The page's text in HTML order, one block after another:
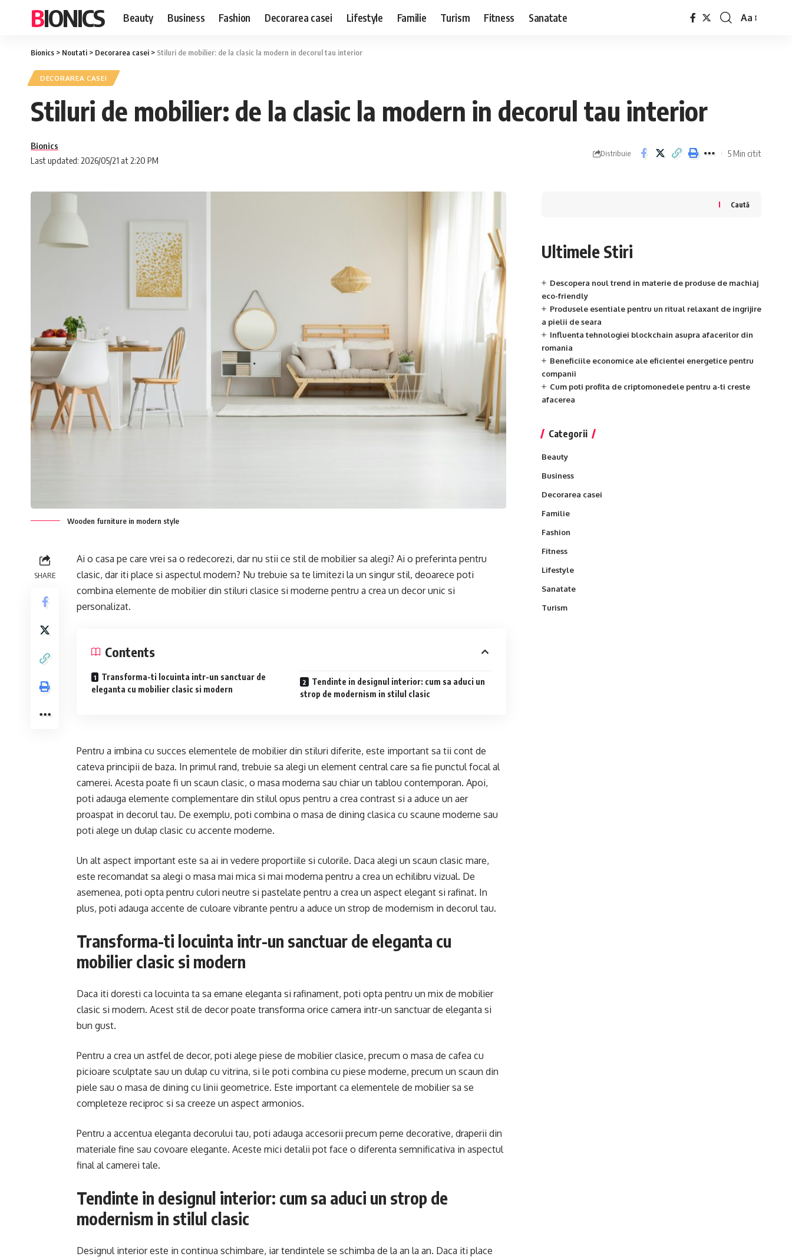
BIONICS Beauty Business Fashion Decorarea casei Lifestyle Familie Turism Fitness Sanatate
Font
Aa
Bionics > Noutati > Decorarea casei > Stiluri de mobilier: de la clasic la modern in decorul tau interior
DECORAREA CASEI
Stiluri de mobilier: de la clasic la modern in decorul tau interior
Last updated: 2026/05/21 at 2:20 PM
Bionics
Distribuie 5 Min citit
Wooden furniture in modern style
SHARE
Ai o casa pe care vrei sa o redecorezi, dar nu stii ce stil de mobilier sa alegi? Ai o preferinta pentru
clasic, dar iti place si aspectul modern? Nu trebuie sa te limitezi la un singur stil, deoarece poti
combina elemente de mobilier din stiluri clasice si moderne pentru a crea un decor unic si
personalizat.
Contents
Transforma-ti locuinta intr-un sanctuar de
eleganta cu mobilier clasic si modern
Tendinte in designul interior: cum sa aduci un
strop de modernism in stilul clasic
Pentru a imbina cu succes elementele de mobilier din stiluri diferite, este important sa tii cont de
cateva principii de baza. In primul rand, trebuie sa alegi un element central care sa fie punctul focal al
camerei. Acesta poate fi un scaun clasic, o masa moderna sau chiar un tablou contemporan. Apoi,
poti adauga elemente complementare din stilul opus pentru a crea contrast si a aduce un aer
proaspat in decorul tau. De exemplu, poti combina o masa de dining clasica cu scaune moderne sau
poti alege un dulap clasic cu accente moderne.
Un alt aspect important este sa ai in vedere proportiile si culorile. Daca alegi un scaun clasic mare,
este recomandat sa alegi o masa mai mica si mai moderna pentru a crea un echilibru vizual. De
asemenea, poti opta pentru culori neutre si pastelate pentru a crea un aspect elegant si rafinat. In
plus, poti adauga accente de culoare vibrante pentru a aduce un strop de modernism in decorul tau.
Transforma-ti locuinta intr-un sanctuar de eleganta cu
mobilier clasic si modern
Daca iti doresti ca locuinta ta sa emane eleganta si rafinament, poti opta pentru un mix de mobilier
clasic si modern. Acest stil de decor poate transforma orice camera intr-un sanctuar de eleganta si
bun gust.
Pentru a crea un astfel de decor, poti alege piese de mobilier clasice, precum o masa de cafea cu
picioare sculptate sau un dulap cu vitrina, si le poti combina cu piese moderne, precum un scaun din
piele sau o masa de dining cu linii geometrice. Este important ca elementele de mobilier sa se
completeze reciproc si sa creeze un aspect armonios.
Pentru a accentua eleganta decorului tau, poti adauga accesorii precum perne decorative, draperii din
materiale fine sau covoare elegante. Aceste mici detalii pot face o diferenta semnificativa in aspectul
final al camerei tale.
Tendinte in designul interior: cum sa aduci un strop de
modernism in stilul clasic
Designul interior este in continua schimbare, iar tendintele se schimba de la an la an. Daca iti place
Caută
Ultimele Stiri
Descopera noul trend in materie de produse de machiaj
eco-friendly
Produsele esentiale pentru un ritual relaxant de ingrijire
a pielii de seara
Influenta tehnologiei blockchain asupra afacerilor din
romania
Beneficiile economice ale eficientei energetice pentru
companii
Cum poti profita de criptomonedele pentru a-ti creste
afacerea
Categorii
Beauty
Business
Decorarea casei
Familie
Fashion
Fitness
Lifestyle
Sanatate
Turism